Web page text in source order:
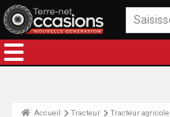
Accueil Tracteur Tracteur agricole